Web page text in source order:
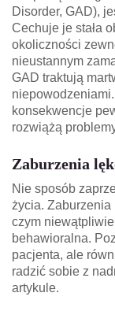
Disorder, GAD),
Cechuje je stała
okoliczności
nieustannym
GAD traktują
konsekwencje
rozwiążą
Zaburzenia
Nie sposób
życia.
czym
behawioralna.
pacjenta, ale
radzić sobie z
artykule.